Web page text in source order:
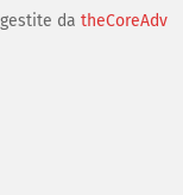
da theCoreAdv